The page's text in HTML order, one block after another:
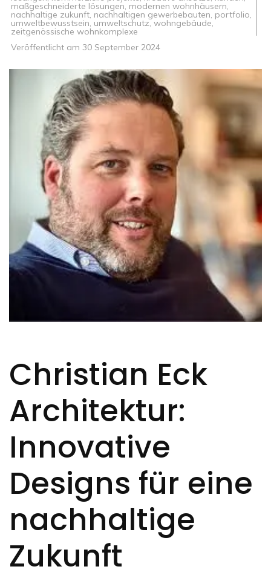
maßgeschneiderte lösungen, modernen wohnhäusern,
nachhaltige zukunft, nachhaltigen gewerbebauten, portfolio,
umweltbewusstsein, umweltschutz,wohngebäude,
zeitgenössische wohnkomplexe
Veröffentlicht am 30 September 2024
Christian Eck
Architektur:
Innovative
Designs für eine
nachhaltige
Zukunft